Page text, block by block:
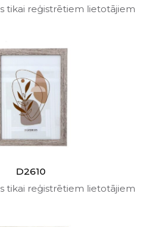
tikai reģistrētiem lietotājiem
D2610
tikai reģistrētiem lietotājiem